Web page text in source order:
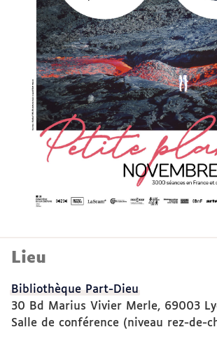
Lieu
Bibliothèque Part-Dieu
30 Bd Marius Vivier Merle, 69003
Salle de conférence (niveau rez-de-